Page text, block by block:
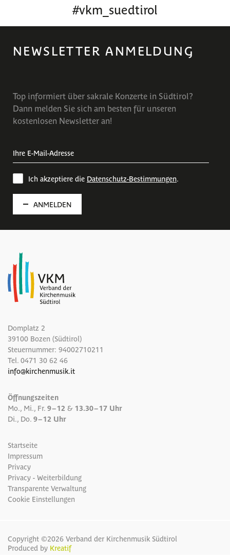
#vkm_suedtirol
NEWSLETTER ANMELDUNG
Top informiert über sakrale Konzerte in Südtirol?
Dann melden Sie sich am besten für unseren
kostenlosen Newsletter an!
Ich akzeptiere die Datenschutz-Bestimmungen
ANMELDEN
Domplatz 2
39100 Bozen (Südtirol)
Steuernummer: 94002710211
Tel. 0471 30 62 46
info@kirchenmusik.it
Öffnungszeiten
Mo., Mi., Fr. 9 – 12 & 13.30 – 17 Uhr
Di., Do. 9 – 12 Uhr
Startseite
Impressum
Privacy
Privacy - Weiterbildung
Transparente Verwaltung
Cookie Einstellungen
Copyright ©2026 Verband der Kirchenmusik Südtirol
Produced by Kreatif